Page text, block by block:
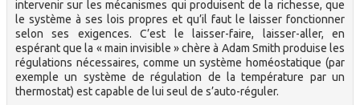
intervenir sur les mécanismes qui produisent de la richesse, que
le système à ses lois propres et qu’il faut le laisser fonctionner
selon ses exigences. C’est le laisser-faire, laisser-aller, en
espérant que la « main invisible » chère à Adam Smith produise les
régulations nécessaires, comme un système homéostatique (par
exemple un système de régulation de la température par un
thermostat) est capable de lui seul de s’auto-réguler.